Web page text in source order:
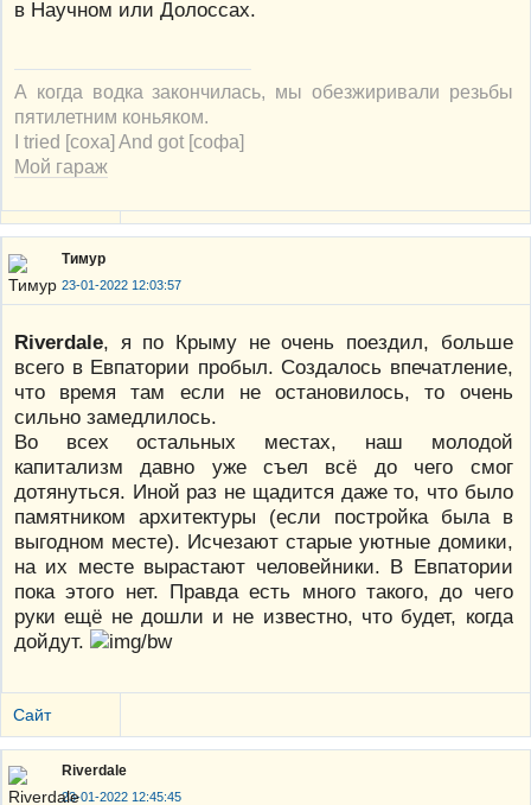
в Научном или Долоссах.
А когда водка закончилась, мы обезжиривали резьбы
пятилетним коньяком.
I tried [соха] And got [софа]
Мой гараж
Тимур
23-01-2022 12:03:57
Riverdale, я по Крыму не очень поездил, больше
всего в Евпатории пробыл. Создалось впечатление,
что время там если не остановилось, то очень
сильно замедлилось.
Во всех остальных местах, наш молодой
капитализм давно уже съел всё до чего смог
дотянуться. Иной раз не щадится даже то, что было
памятником архитектуры (если постройка была в
выгодном месте). Исчезают старые уютные домики,
на их месте вырастают человейники. В Евпатории
пока этого нет. Правда есть много такого, до чего
руки ещё не дошли и не известно, что будет, когда
дойдут.
Сайт
Riverdale
23-01-2022 12:45:45